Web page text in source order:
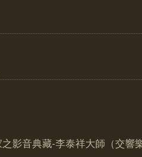
影音典藏-李泰祥大師（交響